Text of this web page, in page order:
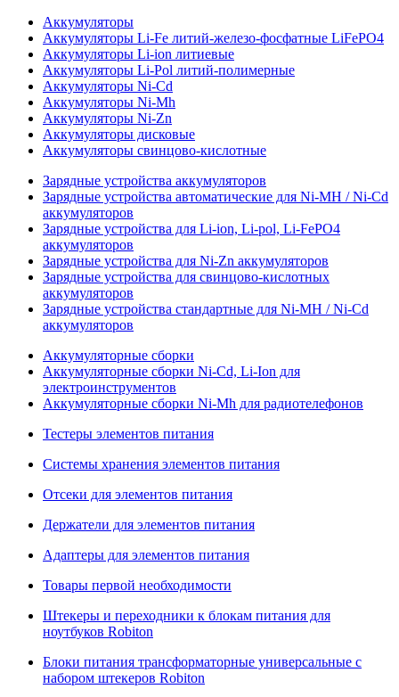
Аккумуляторы
Аккумуляторы Li-Fe литий-железо-фосфатные LiFePO4
Аккумуляторы Li-ion литиевые
Аккумуляторы Li-Pol литий-полимерные
Аккумуляторы Ni-Cd
Аккумуляторы Ni-Mh
Аккумуляторы Ni-Zn
Аккумуляторы дисковые
Аккумуляторы свинцово-кислотные
Зарядные устройства аккумуляторов
Зарядные устройства автоматические для Ni-MH / Ni-Cd
аккумуляторов
Зарядные устройства для Li-ion, Li-pol, Li-FePO4
аккумуляторов
Зарядные устройства для Ni-Zn аккумуляторов
Зарядные устройства для свинцово-кислотных
аккумуляторов
Зарядные устройства стандартные для Ni-MH / Ni-Cd
аккумуляторов
Аккумуляторные сборки
Аккумуляторные сборки Ni-Cd, Li-Ion для
электроинструментов
Аккумуляторные сборки Ni-Mh для радиотелефонов
Тестеры элементов питания
Системы хранения элементов питания
Отсеки для элементов питания
Держатели для элементов питания
Адаптеры для элементов питания
Товары первой необходимости
Штекеры и переходники к блокам питания для
ноутбуков Robiton
Блоки питания трансформаторные универсальные с
набором штекеров Robiton